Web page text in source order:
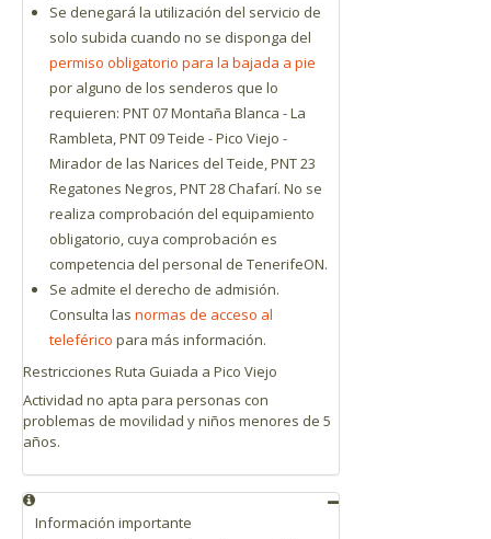
Se denegará la utilización del servicio de
solo subida cuando no se disponga del
permiso obligatorio para la bajada a pie
por alguno de los senderos que lo
requieren: PNT 07 Montaña Blanca - La
Rambleta, PNT 09 Teide - Pico Viejo -
Mirador de las Narices del Teide, PNT 23
Regatones Negros, PNT 28 Chafarí. No se
realiza comprobación del equipamiento
obligatorio, cuya comprobación es
competencia del personal de TenerifeON.
Se admite el derecho de admisión.
Consulta las normas de acceso al
teleférico para más información.
Restricciones Ruta Guiada a Pico Viejo
Actividad no apta para personas con
problemas de movilidad y niños menores de 5
años.
Información importante